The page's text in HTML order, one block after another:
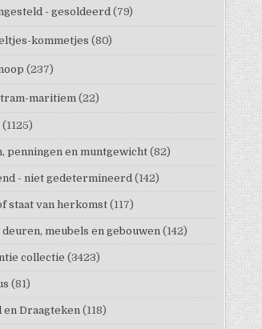
- gesoldeerd (79)
kommetjes (80)
(237)
maritiem (22)
(1125)
penningen en muntgewicht (82)
- niet gedetermineerd (142)
staat van herkomst (117)
deuren, meubels en gebouwen (142)
collectie (3423)
(81)
en Draagteken (118)